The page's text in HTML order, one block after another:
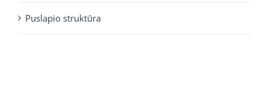
Puslapio struktūra